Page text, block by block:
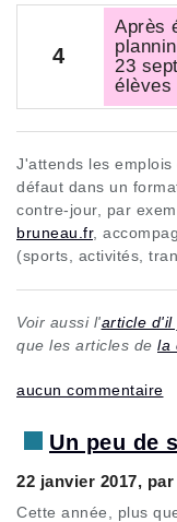
4
Après
23
élèves
J'attends les
défaut dans un
contre-jour, par
bruneau.fr,
(sports, activités,
Voir aussi l'article d'il
que les articles de la
aucun commentaire
Un peu de
22 janvier 2017,
Cette année, plus